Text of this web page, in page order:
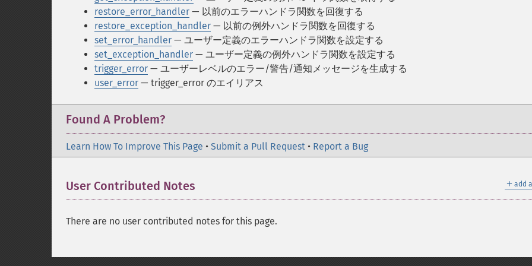
restore_error_handler — 以前のエラーハンドラ関数を回復する
restore_exception_handler — 以前の例外ハンドラ関数を回復する
set_error_handler — ユーザー定義のエラーハンドラ関数を設定する
set_exception_handler — ユーザー定義の例外ハンドラ関数を設定する
trigger_error — ユーザーレベルのエラー/警告/通知メッセージを生成する
user_error — trigger_error のエイリアス
Found A Problem?
Learn How To Improve This Page • Submit a Pull Request • Report a Bug
＋ add
User Contributed Notes
There are no user contributed notes for this page.